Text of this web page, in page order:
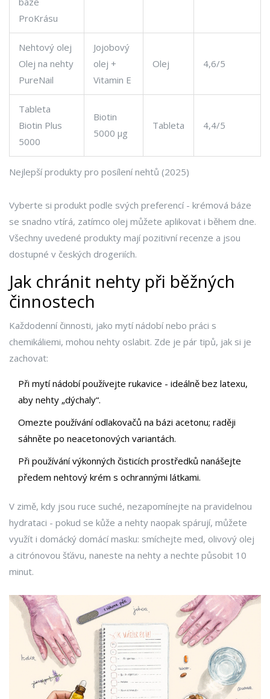
Nejlepší produkty pro posílení nehtů (2025)
ProKrásu
Nehtový olej
Olej na nehty
PureNail
Jojobový
olej +
Vitamin E
Olej 4,6/5
Tableta
Biotin Plus
5000
Biotin
5000 µg
Tableta 4,4/5
Vyberte si produkt podle svých preferencí - krémová báze
se snadno vtírá, zatímco olej můžete aplikovat i během dne.
Všechny uvedené produkty mají pozitivní recenze a jsou
dostupné v českých drogeriích.
Jak chránit nehty při běžných
činnostech
Každodenní činnosti, jako mytí nádobí nebo práci s
chemikáliemi, mohou nehty oslabit. Zde je pár tipů, jak si je
zachovat:
Při mytí nádobí používejte rukavice - ideálně bez latexu,
aby nehty „dýchaly“.
Omezte používání odlakovačů na bázi acetonu; raději
sáhněte po neacetonových variantách.
Při používání výkonných čisticích prostředků nanášejte
předem nehtový krém s ochrannými látkami.
V zimě, kdy jsou ruce suché, nezapomínejte na pravidelnou
hydrataci - pokud se kůže a nehty naopak spárují, můžete
využít i domácký domácí masku: smíchejte med, olivový olej
a citrónovou šťávu, naneste na nehty a nechte působit 10
minut.